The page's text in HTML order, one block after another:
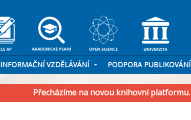
INFORMAČNÍ VZDĚLÁVÁNÍ PODPORA PUBLIKOVÁNÍ
Přecházíme na novou knihovní platformu.